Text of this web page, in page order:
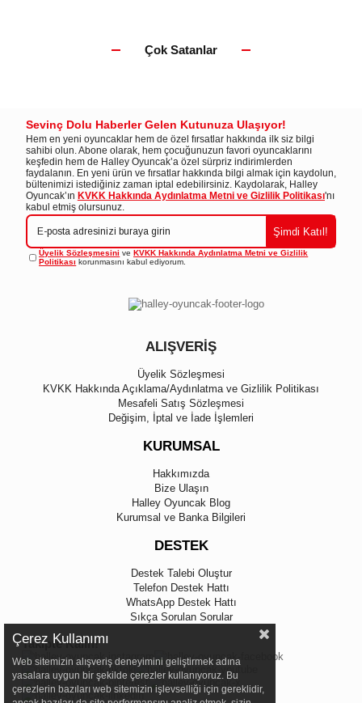
Çok Satanlar
Sevinç Dolu Haberler Gelen Kutunuza Ulaşıyor!
Hem en yeni oyuncaklar hem de özel fırsatlar hakkında ilk siz bilgi
sahibi olun. Abone olarak, hem çocuğunuzun favori oyuncaklarını
keşfedin hem de Halley Oyuncak’a özel sürpriz indirimlerden
faydalanın. En yeni ürün ve fırsatlar hakkında bilgi almak için kaydolun,
bültenimizi istediğiniz zaman iptal edebilirsiniz. Kaydolarak, Halley
Oyuncak’ın KVKK Hakkında Aydınlatma Metni ve Gizlilik Politikası'nı
kabul etmiş olursunuz.
Şimdi Katıl!
Üyelik Sözleşmesini veKVKK Hakkında Aydınlatma Metni ve Gizlilik
Politikası korunmasını kabul ediyorum.
ALIŞVERİŞ
Üyelik Sözleşmesi
KVKK Hakkında Açıklama/Aydınlatma ve Gizlilik Politikası
Mesafeli Satış Sözleşmesi
Değişim, İptal ve İade İşlemleri
KURUMSAL
Hakkımızda
Bize Ulaşın
Halley Oyuncak Blog
Kurumsal ve Banka Bilgileri
DESTEK
Destek Talebi Oluştur
Telefon Destek Hattı
WhatsApp Destek Hattı
Sıkça Sorulan Sorular
Takipte Kalın!
Çerez Kullanımı
Web sitemizin alışveriş deneyimini geliştirmek adına
yasalara uygun bir şekilde çerezler kullanıyoruz. Bu
çerezlerin bazıları web sitemizin işlevselliği için gereklidir,